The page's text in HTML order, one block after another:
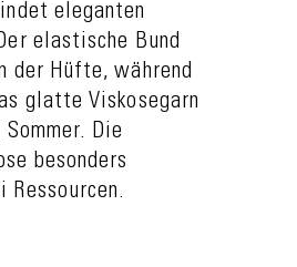
eleganten
elastische Bund
der Hüfte, während
glatte Viskosegarn
Die
besonders
Ressourcen.